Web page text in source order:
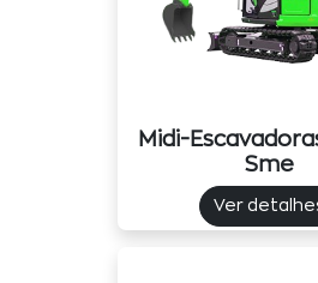
Midi-
Sme
Ver